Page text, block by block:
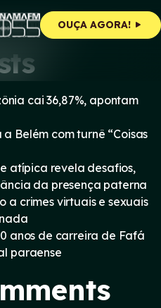
OUÇA AGORA!
Pesquisar
cai 36,87%, apontam
Belém com turnê “Coisas
atípica revela desafios,
da presença paterna
a crimes virtuais e sexuais
anos de carreira de Fafá
paraense